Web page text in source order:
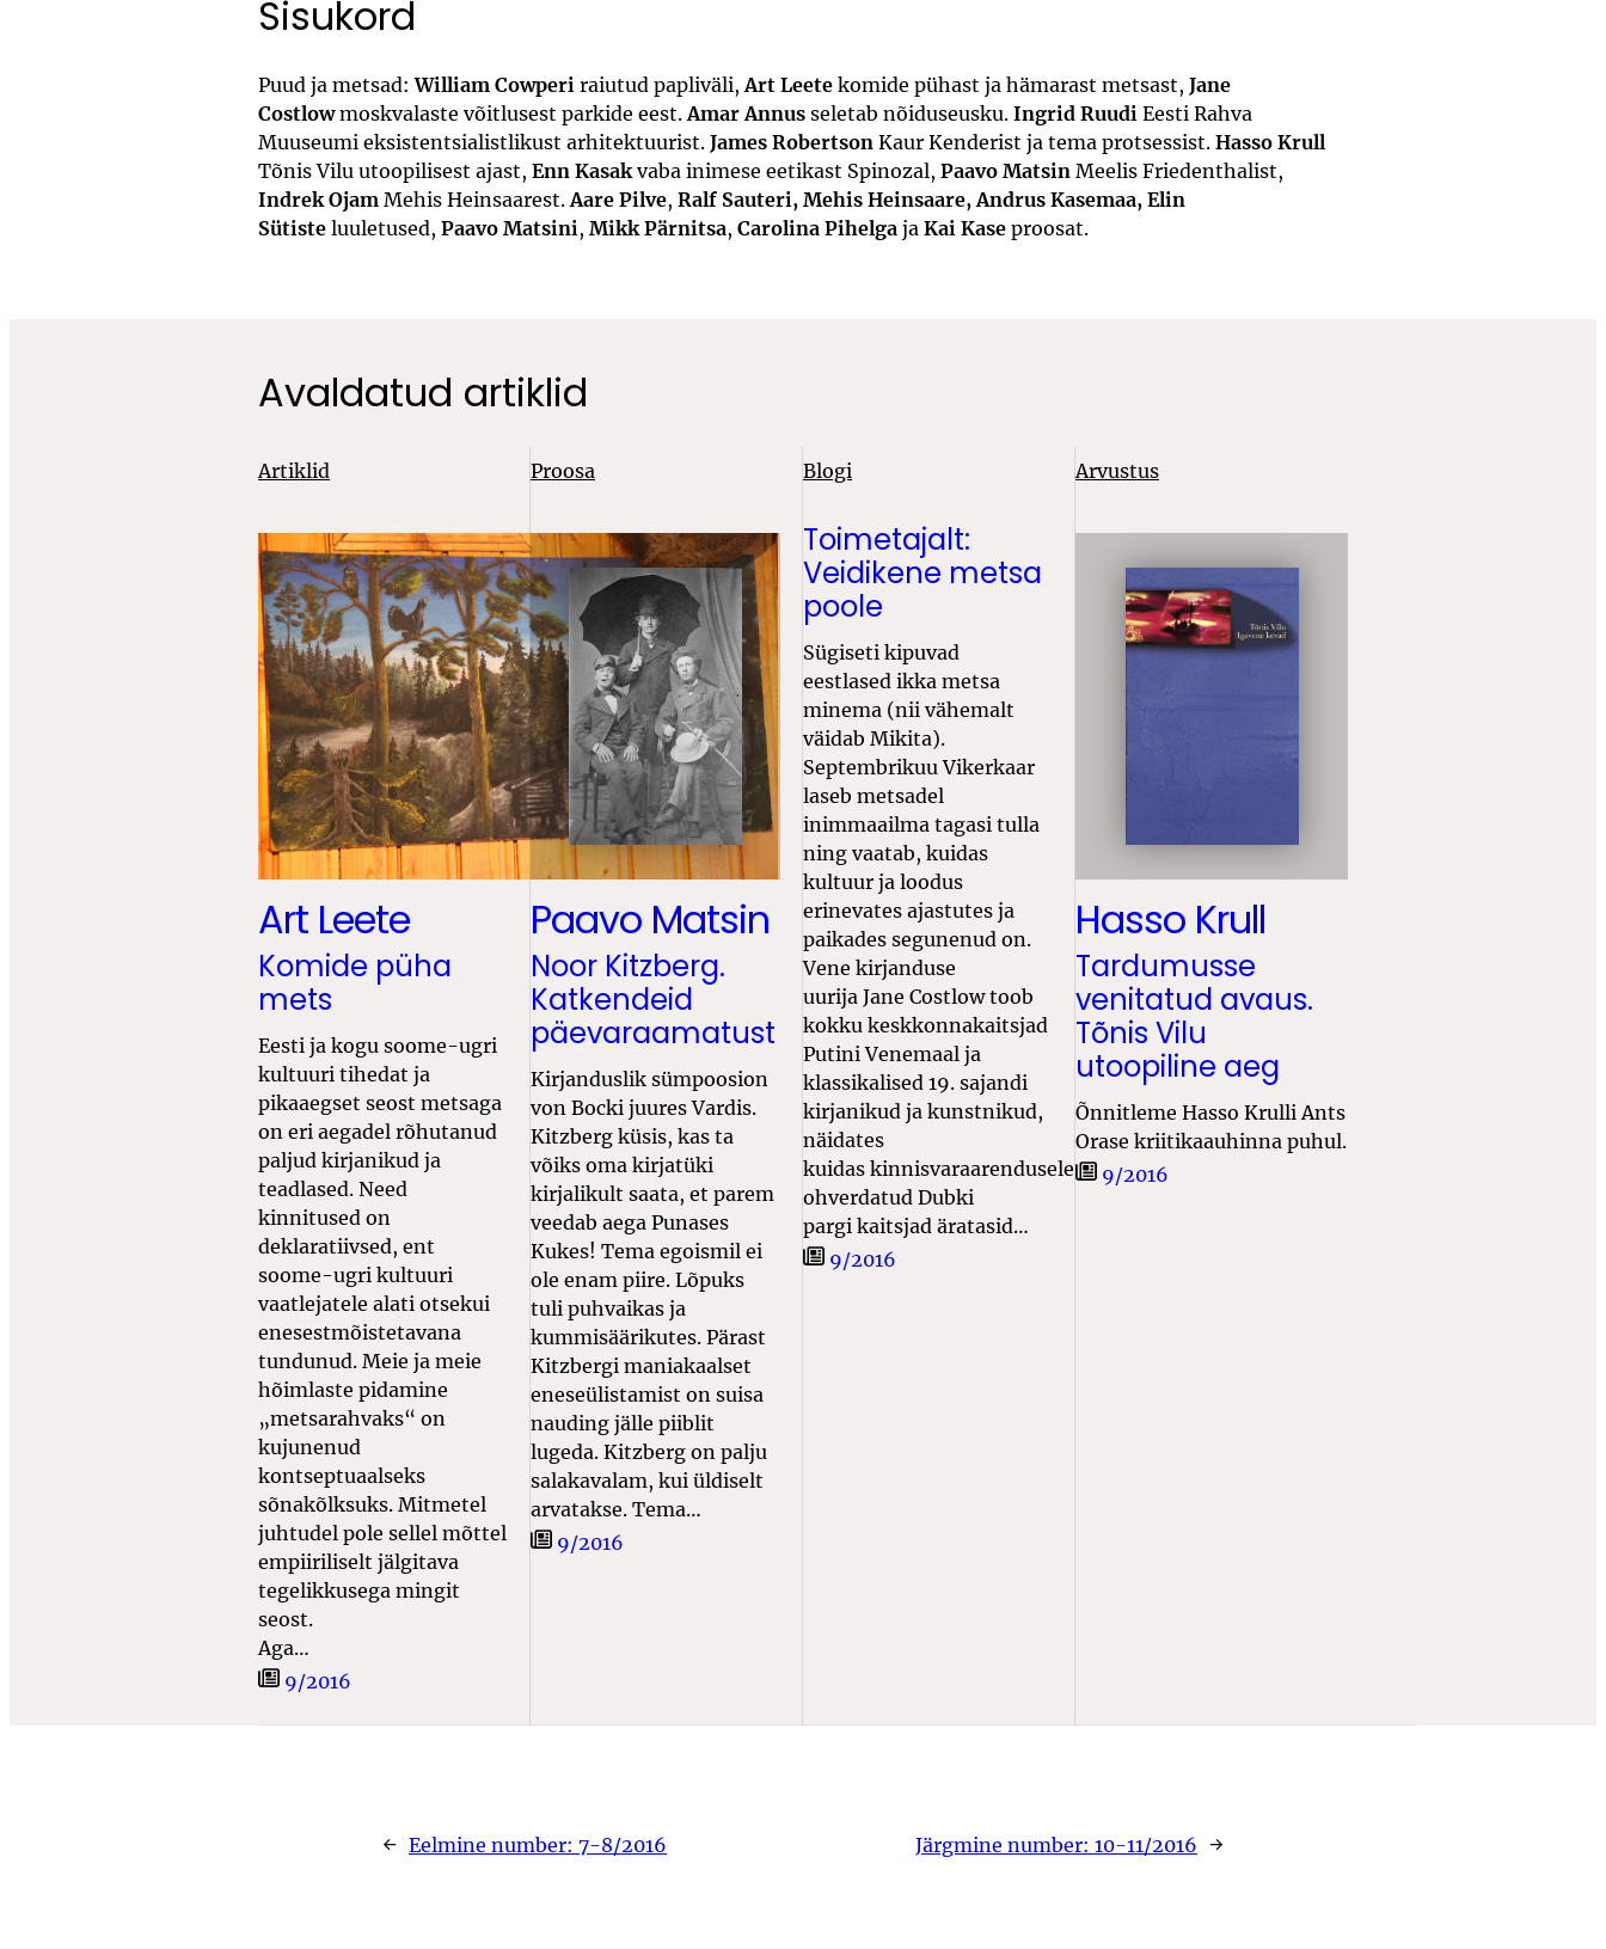
Sisukord
Puud ja metsad:William Cowperi raiutud papliväli,Art Leete komide pühast ja hämarast metsast, Jane
Costlowmoskvalaste võitlusest parkide eest.Amar Annus seletab nõiduseusku. Ingrid Ruudi Eesti Rahva
Muuseumi eksistentsialistlikust arhitektuurist. James Robertson Kaur Kenderist ja tema protsessist. Hasso Krull
Tõnis Vilu utoopilisest ajast, Enn Kasakvaba inimese eetikast Spinozal, Paavo Matsin Meelis Friedenthalist,
Indrek Ojam Mehis Heinsaarest.Aare Pilve, Ralf Sauteri, Mehis Heinsaare, Andrus Kasemaa, Elin
Sütiste luuletused, Paavo Matsini, Mikk Pärnitsa, Carolina Pihelga ja Kai Kase proosat.
Avaldatud artiklid
Artiklid
Art Leete
Komide püha
mets
Eesti ja kogu soome-ugri
kultuuri tihedat ja
pikaaegset seost metsaga
on eri aegadel rõhutanud
paljud kirjanikud ja
teadlased. Need
kinnitused on
deklaratiivsed, ent
soome-ugri kultuuri
vaatlejatele alati otsekui
enesestmõistetavana
tundunud. Meie ja meie
hõimlaste pidamine
„metsarahvaks“ on
kujunenud
kontseptuaalseks
sõnakõlksuks. Mitmetel
juhtudel pole sellel mõttel
empiiriliselt jälgitava
tegelikkusega mingit
seost.
Aga…
9/2016
Proosa
Paavo Matsin
Noor Kitzberg.
Katkendeid
päevaraamatust
Kirjanduslik sümpoosion
von Bocki juures Vardis.
Kitzberg küsis, kas ta
võiks oma kirjatüki
kirjalikult saata, et parem
veedab aega Punases
Kukes! Tema egoismil ei
ole enam piire. Lõpuks
tuli puhvaikas ja
kummisäärikutes. Pärast
Kitzbergi maniakaalset
eneseülistamist on suisa
nauding jälle piiblit
lugeda. Kitzberg on palju
salakavalam, kui üldiselt
arvatakse. Tema…
9/2016
Blogi
Toimetajalt:
Veidikene metsa
poole
Sügiseti kipuvad
eestlased ikka metsa
minema (nii vähemalt
väidab Mikita).
Septembrikuu Vikerkaar
laseb metsadel
inimmaailma tagasi tulla
ning vaatab, kuidas
kultuur ja loodus
erinevates ajastutes ja
paikades segunenud on.
Vene kirjanduse
uurija Jane Costlow toob
kokku keskkonnakaitsjad
Putini Venemaal ja
klassikalised 19. sajandi
kirjanikud ja kunstnikud,
näidates
kuidas kinnisvaraarendusele
ohverdatud Dubki
pargi kaitsjad äratasid…
9/2016
Arvustus
Hasso Krull
Tardumusse
venitatud avaus.
Tõnis Vilu
utoopiline aeg
Õnnitleme Hasso Krulli Ants
Orase kriitikaauhinna puhul.
9/2016
← Eelmine number: 7-8/2016 Järgmine number: 10-11/2016 →